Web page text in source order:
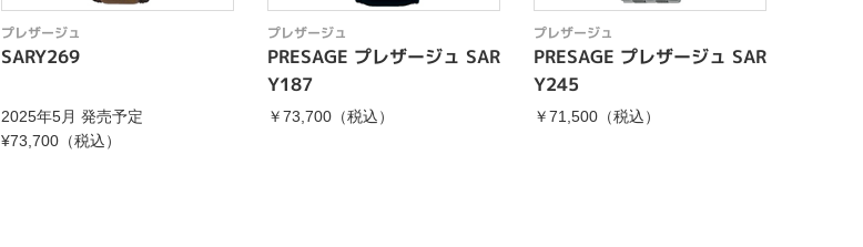
プレザージュ
SARY269
2025年5月 発売予定
¥73,700（税込）
プレザージュ
PRESAGE プレザージュ SAR
Y187
￥73,700（税込）
プレザージュ
PRESAGE プレザージュ SAR
Y245
￥71,500（税込）